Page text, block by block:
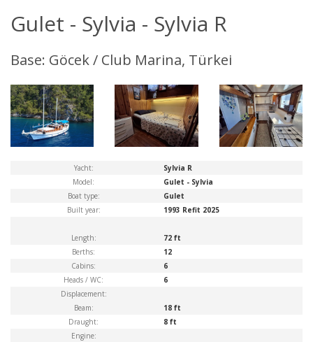
Gulet - Sylvia - Sylvia R
Base: Göcek / Club Marina, Türkei
Yacht:
Sylvia R
Model:
Gulet - Sylvia
Boat type:
Gulet
Built year:
1993 Refit 2025
Length:
72 ft
Berths:
12
Cabins:
6
Heads / WC:
6
Displacement:
Beam:
18 ft
Draught:
8 ft
Engine: